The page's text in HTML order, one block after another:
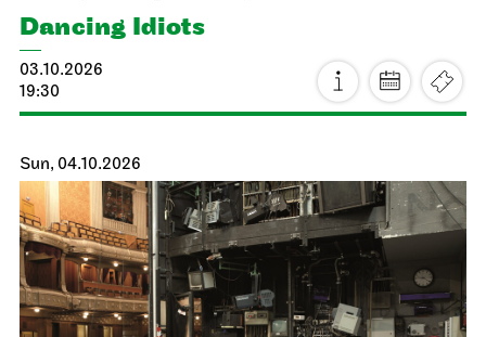
Dancing Idiots
03.10.2026
19:30
Sun, 04.10.2026